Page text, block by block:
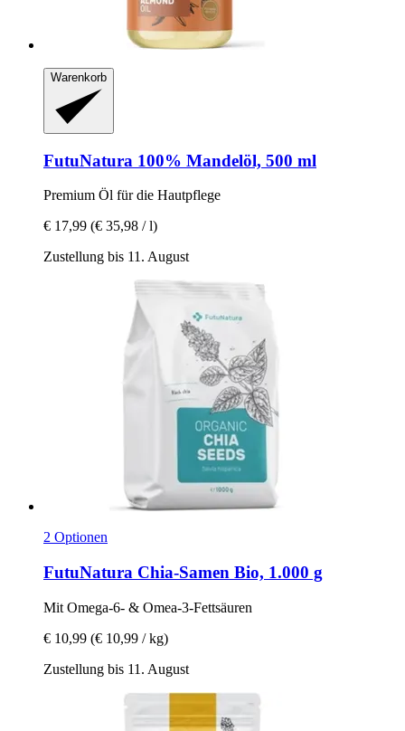
Warenkorb
FutuNatura 100% Mandelöl, 500 ml
Premium Öl für die Hautpflege
€ 17,99 (€ 35,98 / l)
Zustellung bis 11. August
2 Optionen
FutuNatura Chia-​Samen Bio, 1.000 g
Mit Omega-​6-​ & Omea-​3-​Fettsäuren
€ 10,99 (€ 10,99 / kg)
Zustellung bis 11. August